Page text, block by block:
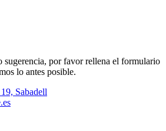
sugerencia, por favor rellena el formulario
lo antes posible.
Sabadell